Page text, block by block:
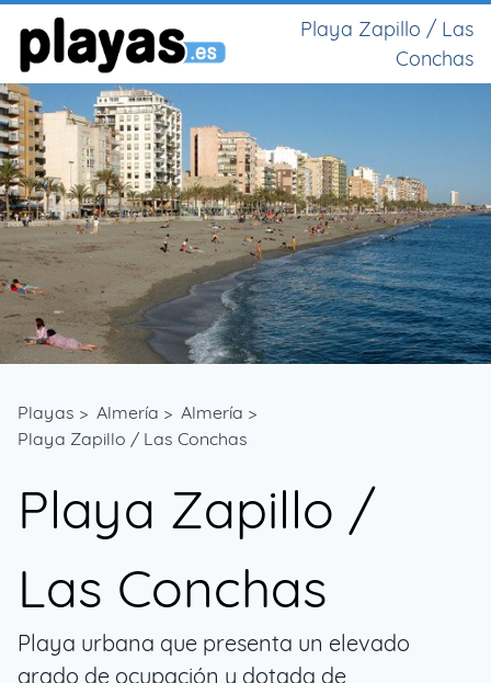
Playa Zapillo / Las
Conchas
Playas > Almería > Almería >
Playa Zapillo / Las Conchas
Playa Zapillo /
Las Conchas
Playa urbana que presenta un elevado
grado de ocupación y dotada de